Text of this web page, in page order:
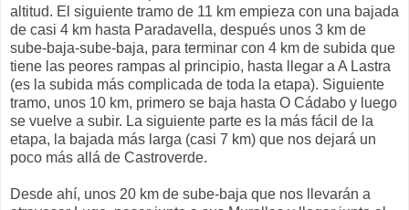
altitud. El siguiente tramo de 11 km empieza con una bajada
de casi 4 km hasta Paradavella, después unos 3 km de
sube-baja-sube-baja, para terminar con 4 km de subida que
tiene las peores rampas al principio, hasta llegar a A Lastra
(es la subida más complicada de toda la etapa). Siguiente
tramo, unos 10 km, primero se baja hasta O Cádabo y luego
se vuelve a subir. La siguiente parte es la más fácil de la
etapa, la bajada más larga (casi 7 km) que nos dejará un
poco más allá de Castroverde.
Desde ahí, unos 20 km de sube-baja que nos llevarán a